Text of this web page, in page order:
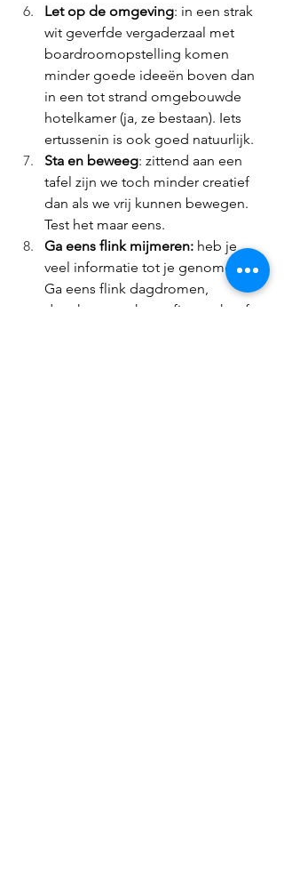
Let op de omgeving: in een strak
wit geverfde vergaderzaal met
boardroomopstelling komen
minder goede ideeën boven dan
in een tot strand omgebouwde
hotelkamer (ja, ze bestaan). Iets
ertussenin is ook goed natuurlijk.
Sta en beweeg: zittend aan een
tafel zijn we toch minder creatief
dan als we vrij kunnen bewegen.
Test het maar eens.
Ga eens flink mijmeren: heb je
veel informatie tot je genomen?
Ga eens flink dagdromen,
douchen, maak een fietstocht of